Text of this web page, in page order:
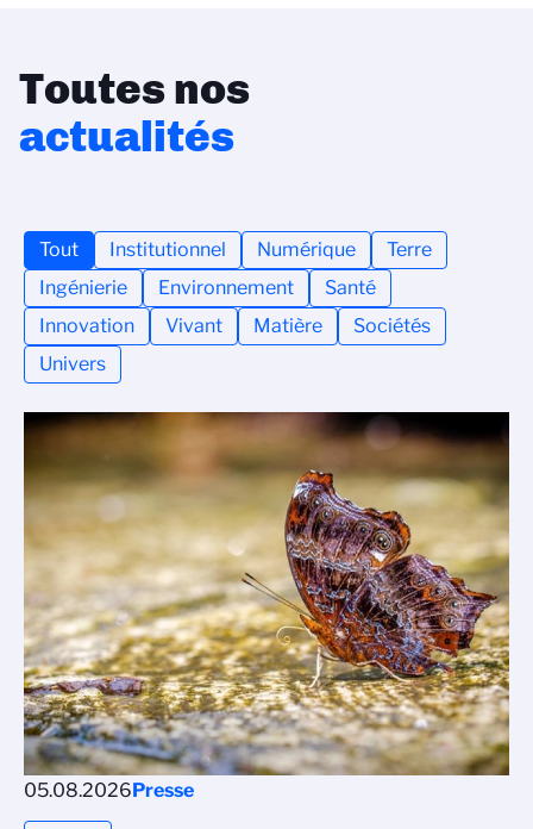
Toutes nos
actualités
Tout Institutionnel Numérique
Terre
Ingénierie
Environnement
Santé
Innovation
Vivant Matière
Sociétés
Univers
05.08.2026Presse